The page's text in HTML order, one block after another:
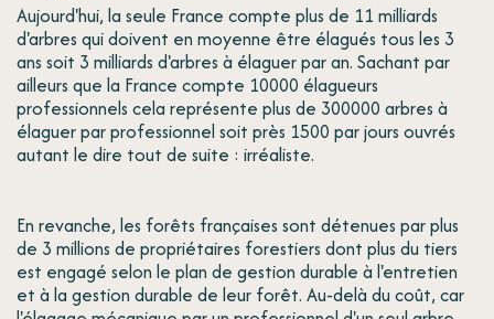
Aujourd'hui, la seule France compte plus de 11 milliards
d'arbres qui doivent en moyenne être élagués tous les 3
ans soit 3 milliards d'arbres à élaguer par an. Sachant par
ailleurs que la France compte 10000 élagueurs
professionnels cela représente plus de 300000 arbres à
élaguer par professionnel soit près 1500 par jours ouvrés
autant le dire tout de suite : irréaliste.
En revanche, les forêts françaises sont détenues par plus
de 3 millions de propriétaires forestiers dont plus du tiers
est engagé selon le plan de gestion durable à l'entretien
et à la gestion durable de leur forêt. Au-delà du coût, car